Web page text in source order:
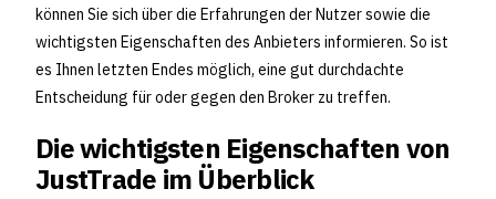
können Sie sich über die Erfahrungen der Nutzer sowie die
wichtigsten Eigenschaften des Anbieters informieren. So ist
es Ihnen letzten Endes möglich, eine gut durchdachte
Entscheidung für oder gegen den Broker zu treffen.
Die wichtigsten Eigenschaften von
JustTrade im Überblick